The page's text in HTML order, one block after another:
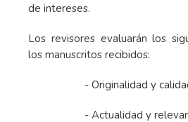
de intereses.
Los revisores evaluarán los
los manuscritos recibidos:
- Originalidad y
- Actualidad y